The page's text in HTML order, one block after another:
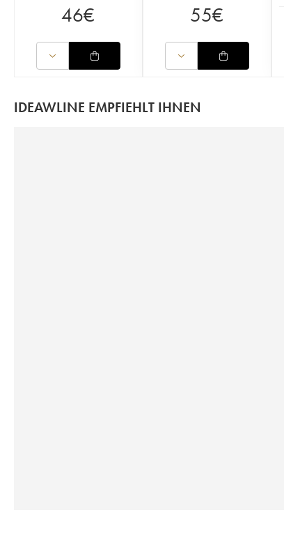
46€ 55€
IDEAWLINE EMPFIEHLT IHNEN